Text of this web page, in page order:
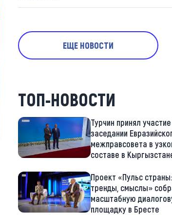
ЕЩЕ НОВОСТИ
ТОП-НОВОСТИ
Турчин принял
заседании
межправсовета в
составе в
Проект «Пульс
тренды, смыслы»
масштабную
площадку в Бресте